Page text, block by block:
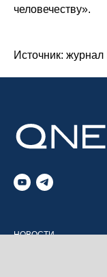
человечеству».
Источник: журнал
НОВОСТИ